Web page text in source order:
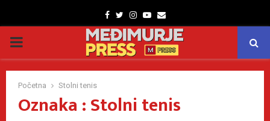
Facebook
TwitterInstagram
Youtube
Email
PRIMARY
MENU
Početna Stolni tenis
Oznaka : Stolni tenis